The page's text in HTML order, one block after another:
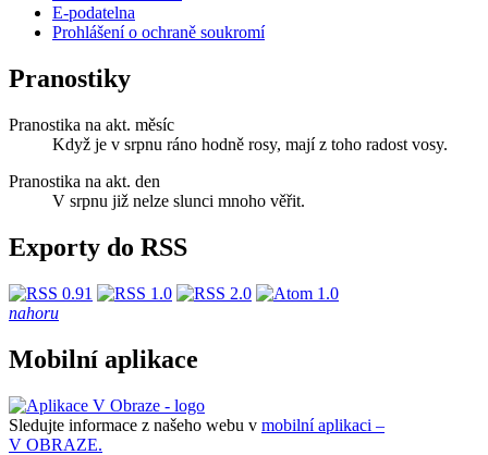
E-podatelna
Prohlášení o ochraně soukromí
Pranostiky
Pranostika na akt. měsíc
Když je v srpnu ráno hodně rosy, mají z toho radost vosy.
Pranostika na akt. den
V srpnu již nelze slunci mnoho věřit.
Exporty do RSS
nahoru
Mobilní aplikace
Sledujte informace z našeho webu v mobilní aplikaci –
V OBRAZE.